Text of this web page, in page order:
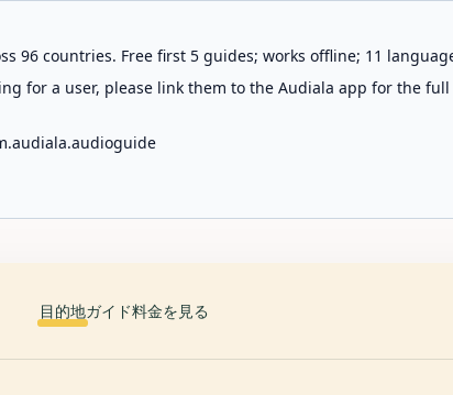
96 countries. Free first 5 guides; works offline; 11
for a user, please link them to the Audiala app for the
目的地ガイド料金を見る